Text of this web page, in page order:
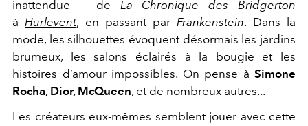
inattendue — de La Chronique des Bridgerton
àHurlevent, en passant parFrankenstein. Dans la
mode, les silhouettes évoquent désormais les jardins
brumeux, les salons éclairés à la bougie et les
histoires d’amour impossibles. On pense à Simone
Rocha, Dior, McQueen, et de nombreux autres...
Les créateurs eux-mêmes semblent jouer avec cette